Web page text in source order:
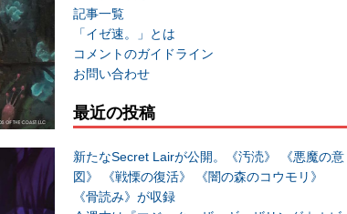
記事一覧
「イゼ速。」とは
コメントのガイドライン
お問い合わせ
最近の投稿
新たなSecret Lairが公開。《汚涜》 《悪魔の意
図》 《戦慄の復活》 《闇の森のコウモリ》
《骨読み》が収録